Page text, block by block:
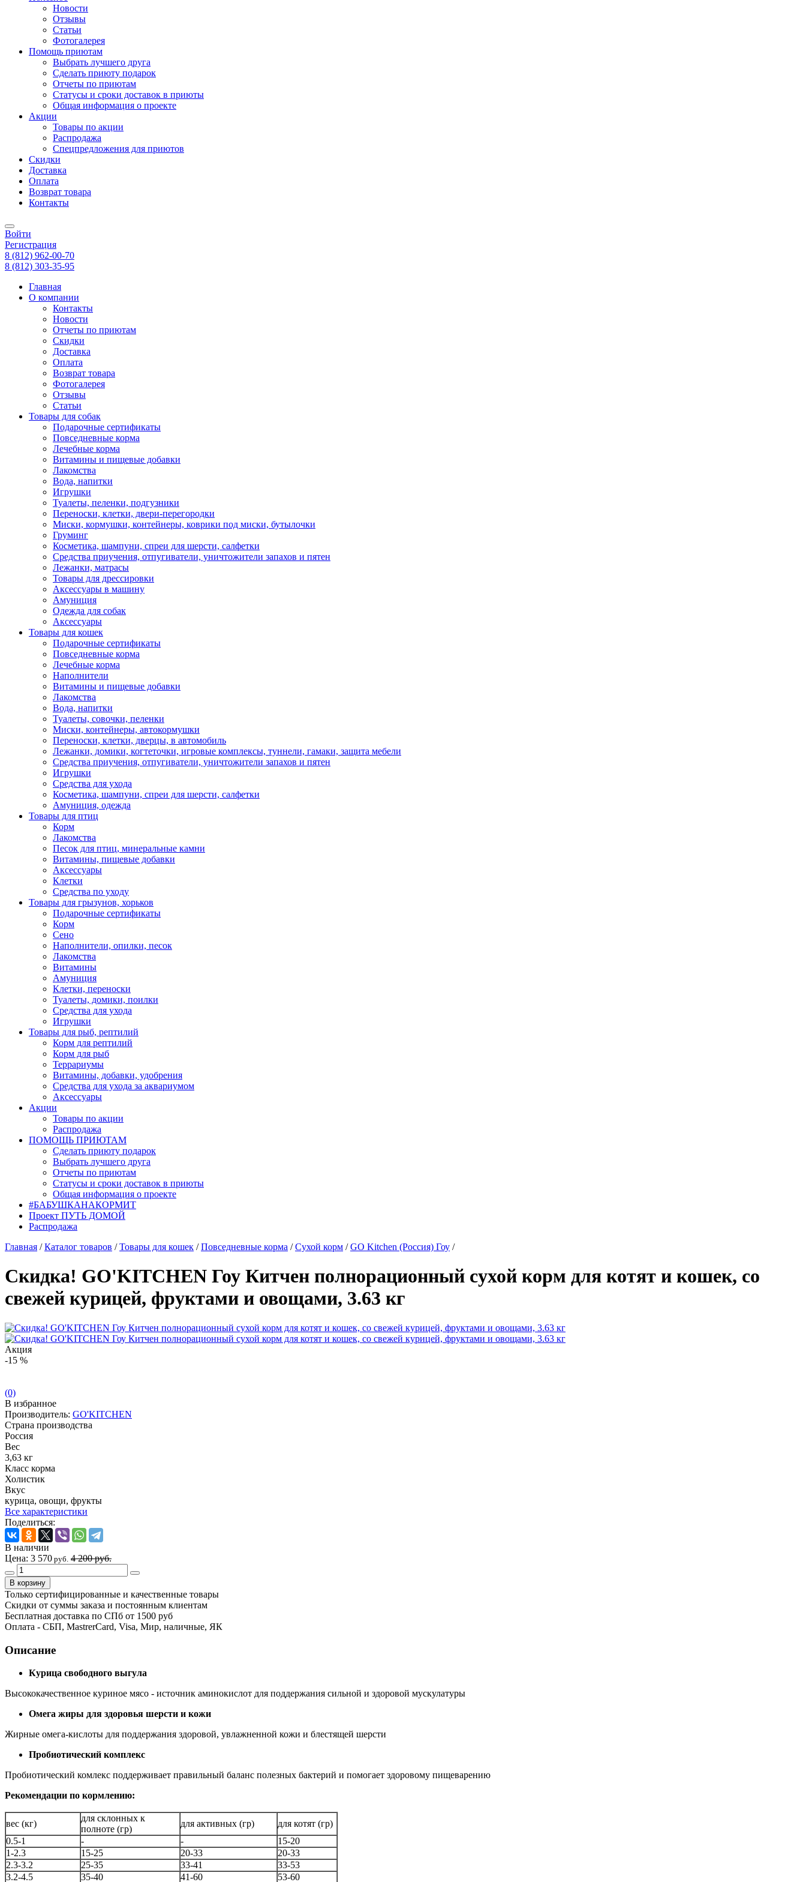
Новости
Отзывы
Статьи
Фотогалерея
Помощь приютам
Выбрать лучшего друга
Сделать приюту подарок
Отчеты по приютам
Статусы и сроки доставок в приюты
Общая информация о проекте
Акции
Товары по акции
Распродажа
Спецпредложения для приютов
Скидки
Доставка
Оплата
Возврат товара
Контакты
Войти
Регистрация
8 (812) 962-00-70
8 (812) 303-35-95
Главная
О компании
Контакты
Новости
Отчеты по приютам
Скидки
Доставка
Оплата
Возврат товара
Фотогалерея
Отзывы
Статьи
Товары для собак
Подарочные сертификаты
Повседневные корма
Лечебные корма
Витамины и пищевые добавки
Лакомства
Вода, напитки
Игрушки
Туалеты, пеленки, подгузники
Переноски, клетки, двери-перегородки
Миски, кормушки, контейнеры, коврики под миски, бутылочки
Груминг
Косметика, шампуни, спреи для шерсти, салфетки
Средства приучения, отпугиватели, уничтожители запахов и пятен
Лежанки, матрасы
Товары для дрессировки
Аксессуары в машину
Амуниция
Одежда для собак
Аксессуары
Товары для кошек
Подарочные сертификаты
Повседневные корма
Лечебные корма
Наполнители
Витамины и пищевые добавки
Лакомства
Вода, напитки
Туалеты, совочки, пеленки
Миски, контейнеры, автокормушки
Переноски, клетки, дверцы, в автомобиль
Лежанки, домики, когтеточки, игровые комплексы, туннели, гамаки, защита мебели
Средства приучения, отпугиватели, уничтожители запахов и пятен
Игрушки
Средства для ухода
Косметика, шампуни, спреи для шерсти, салфетки
Амуниция, одежда
Товары для птиц
Корм
Лакомства
Песок для птиц, минеральные камни
Витамины, пищевые добавки
Аксессуары
Клетки
Средства по уходу
Товары для грызунов, хорьков
Подарочные сертификаты
Корм
Сено
Наполнители, опилки, песок
Лакомства
Витамины
Амуниция
Клетки, переноски
Туалеты, домики, поилки
Средства для ухода
Игрушки
Товары для рыб, рептилий
Корм для рептилий
Корм для рыб
Террариумы
Витамины, добавки, удобрения
Средства для ухода за аквариумом
Аксессуары
Акции
Товары по акции
Распродажа
ПОМОЩЬ ПРИЮТАМ
Сделать приюту подарок
Выбрать лучшего друга
Отчеты по приютам
Статусы и сроки доставок в приюты
Общая информация о проекте
#БАБУШКАНАКОРМИТ
Проект ПУТЬ ДОМОЙ
Распродажа
Главная / Каталог товаров / Товары для кошек / Повседневные корма / Сухой корм / GO Kitchen (Россия) Гоу /
Скидка! GO'KITCHEN Гоу Китчен полнорационный сухой корм для котят и кошек, со
свежей курицей, фруктами и овощами, 3.63 кг
Акция
-15 %
(0)
В избранное
Производитель: GO'KITCHEN
Страна производства
Россия
Вес
3,63 кг
Класс корма
Холистик
Вкус
курица, овощи, фрукты
Все характеристики
Поделиться:
В наличии
Цена: 3 570 руб. 4 200 руб.
Только сертифицированные и качественные товары
Скидки от суммы заказа и постоянным клиентам
Бесплатная доставка по СПб от 1500 руб
Оплата - СБП, MastrerCard, Visa, Мир, наличные, ЯК
Описание
Курица свободного выгула
Высококачественное куриное мясо - источник аминокислот для поддержания сильной и здоровой мускулатуры
Омега жиры для здоровья шерсти и кожи
Жирные омега-кислоты для поддержания здоровой, увлажненной кожи и блестящей шерсти
Пробиотический комплекс
Пробиотический комлекс поддерживает правильный баланс полезных бактерий и помогает здоровому пищеварению
Рекомендации по кормлению:
вес (кг)
для склонных к
полноте (гр)
для активных (гр)
для котят (гр)
0.5-1
- -
15-20
1-2.3
15-25 20-33
20-33
2.3-3.2
25-35 33-41
33-53
3.2-4.5
35-40 41-60 53-60